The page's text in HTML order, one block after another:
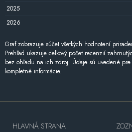
2025
2026
Graf zobrazuje súčet všetkých hodnotení
Prehľad ukazuje celkový počet recenzií
bez ohľadu na ich zdroj. Údaje sú uvedené
kompletné informácie.
HLAVNÁ STRANA